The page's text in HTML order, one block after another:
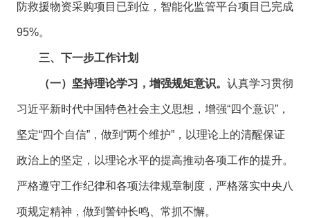
防救援物资采购项目已到位，智能化监管平台项目已完成
95%。
三、下一步工作计划
（一）坚持理论学习，增强规矩意识。 认真学习贯彻
习近平新时代中国特色社会主义思想，增强“四个意识”，
坚定“四个自信”，做到“两个维护”，以理论上的清醒保证
政治上的坚定，以理论水平的提高推动各项工作的提升。
严格遵守工作纪律和各项法律规章制度，严格落实中央八
项规定精神，做到警钟长鸣、常抓不懈。